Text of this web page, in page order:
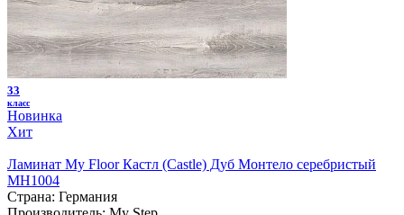
33
класс
Новинка
Хит
Ламинат My Floor Кастл (Castle) Дуб Монтело серебристый
MH1004
Страна: Германия